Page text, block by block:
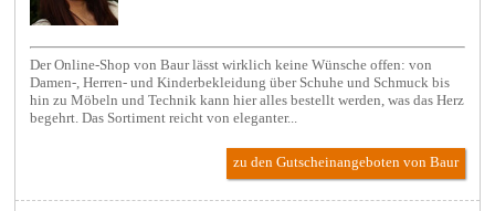
Der Online-Shop von Baur lässt wirklich keine Wünsche offen: von
Damen-, Herren- und Kinderbekleidung über Schuhe und Schmuck bis
hin zu Möbeln und Technik kann hier alles bestellt werden, was das Herz
begehrt. Das Sortiment reicht von eleganter...
zu den Gutscheinangeboten von Baur